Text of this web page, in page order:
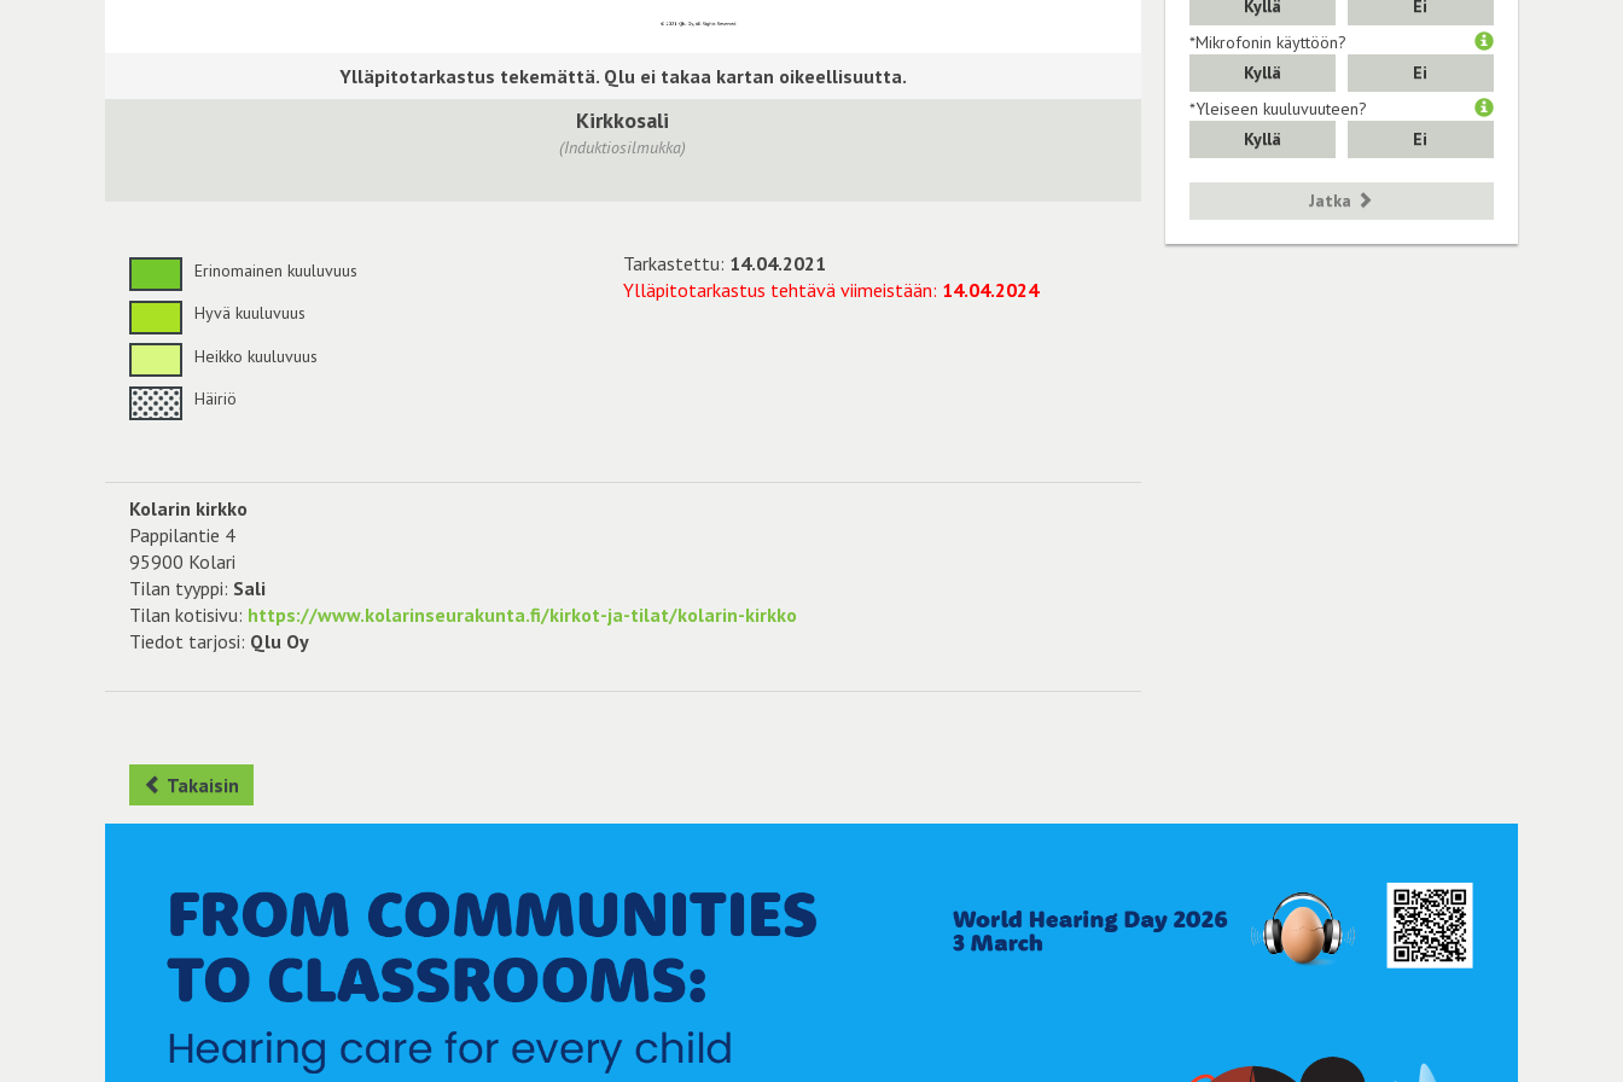
Kirkkosali
(Induktiosilmukka)
Erinomainen kuuluvuus
Hyvä kuuluvuus
Heikko kuuluvuus
Häiriö
Tarkastettu: 14.04.2021
Ylläpitotarkastus tehtävä viimeistään: 14.04.2024
Kolarin kirkko
Pappilantie 4
95900 Kolari
Tilan tyyppi: Sali
Tilan kotisivu: https://www.kolarinseurakunta.fi/kirkot-ja-tilat/kolarin-kirkko
Tiedot tarjosi: Qlu Oy
Kyllä
Ei
*Mikrofonin käyttöön?
Kyllä
Ei
*Yleiseen kuuluvuuteen?
Kyllä
Ei
Jatka
Takaisin